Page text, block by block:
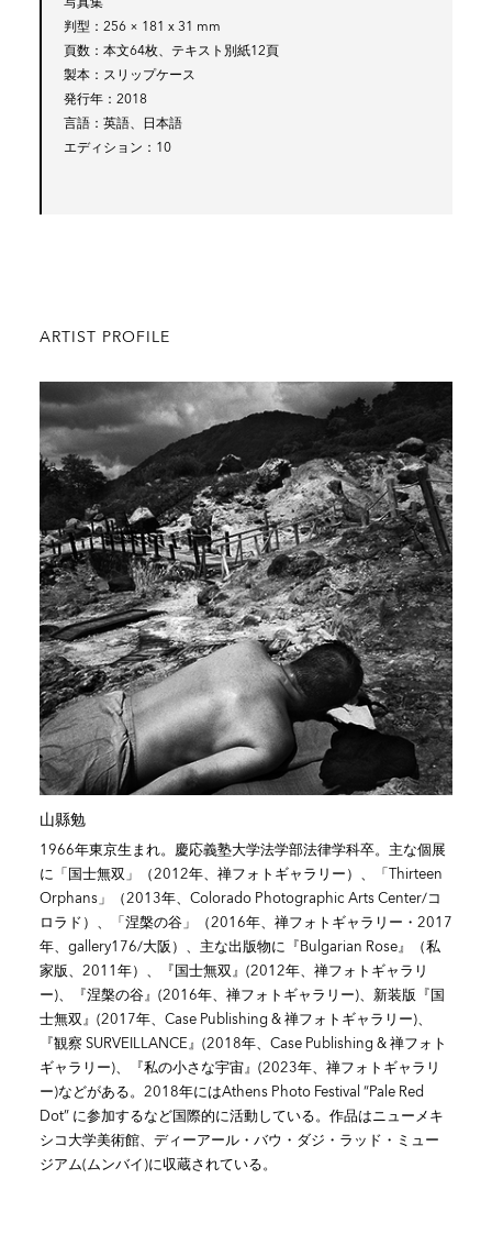
判型
256 × 181 x 31 mm
頁数
本文64枚、テキスト別紙12頁
製本
スリップケース
発行年
2018
言語
英語、日本語
エディション
10
ARTIST PROFILE
山縣勉
1966年東京生まれ。慶応義塾大学法学部法律学科卒。主な個展
に「国士無双」（2012年、禅フォトギャラリー）、「Thirteen
Orphans」（2013年、Colorado Photographic Arts Center/コ
ロラド）、「涅槃の谷」（2016年、禅フォトギャラリー・2017
年、gallery176/大阪）、主な出版物に『Bulgarian Rose』（私
家版、2011年）、『国士無双』(2012年、禅フォトギャラリ
ー)、『涅槃の谷』(2016年、禅フォトギャラリー)、新装版『国
士無双』(2017年、Case Publishing & 禅フォトギャラリー)、
『観察 SURVEILLANCE』(2018年、Case Publishing & 禅フォト
ギャラリー)、『私の小さな宇宙』(2023年、禅フォトギャラリ
ー)などがある。2018年にはAthens Photo Festival “Pale Red
Dot” に参加するなど国際的に活動している。作品はニューメキ
シコ大学美術館、ディーアール・バウ・ダジ・ラッド・ミュー
ジアム(ムンバイ)に収蔵されている。